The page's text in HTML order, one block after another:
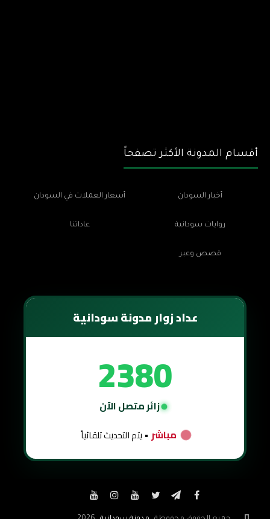
أقسام المدونة الأكثر تصفحاً
أخبار السودان أسعار العملات في السودان
روايات سودانية عاداتنا
قصص وعبر
عداد زوار مدونة سودانية
2380
زائر متصل الآن
مباشر • يتم التحديث تلقائياً